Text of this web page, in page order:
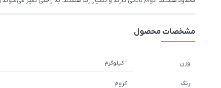
مشخصات محصول
وزن 1 کیلوگرم
رنگ کروم